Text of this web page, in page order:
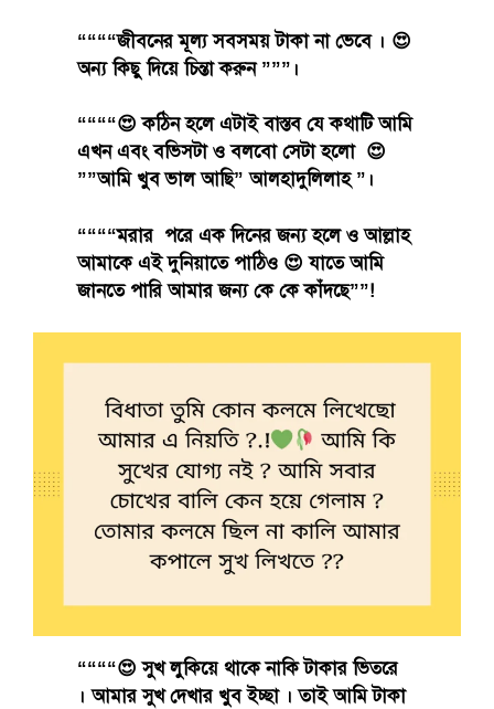
““““জীবনের মূল্য সবসময় টাকা না ভেবে । 😍
অন্য কিছু দিয়ে চিন্তা করুন ”””।
““““😍 কঠিন হলে এটাই বাস্তব যে কথাটি আমি
এখন এবং বভিসটা ও বলবো সেটা হলো 😍
””আমি খুব ভাল আছি” আলহাদুলিলাহ ”।
““““মরার পরে এক দিনের জন্য হলে ও আল্লাহ
আমাকে এই দুনিয়াতে পাঠিও 😍 যাতে আমি
জানতে পারি আমার জন্য কে কে কাঁদছে””!
““““😍 সুখ লুকিয়ে থাকে নাকি টাকার ভিতরে
। আমার সুখ দেখার খুব ইচ্ছা । তাই আমি টাকা